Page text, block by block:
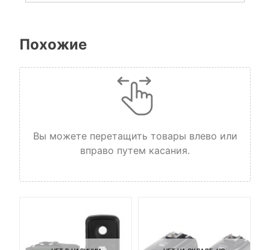
Похожие
Вы можете перетащить товары влево или
вправо путем касания.